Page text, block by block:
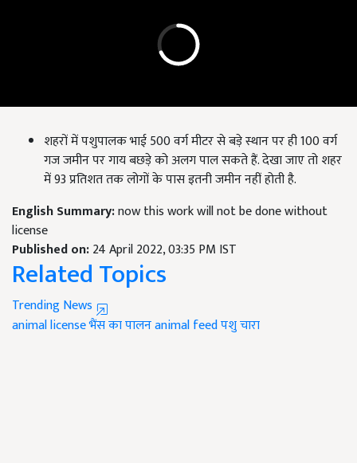
शहरों में पशुपालक भाई 500 वर्ग मीटर से बड़े स्थान पर ही 100 वर्ग
गज जमीन पर गाय बछड़े को अलग पाल सकते हैं. देखा जाए तो शहर
में 93 प्रतिशत तक लोगों के पास इतनी जमीन नहीं होती है.
English Summary:now this work will not be done without
license
Published on:24 April 2022, 03:35 PM IST
Related Topics
Trending News
animal licenseभैंस का पालनanimal feedपशु चारा